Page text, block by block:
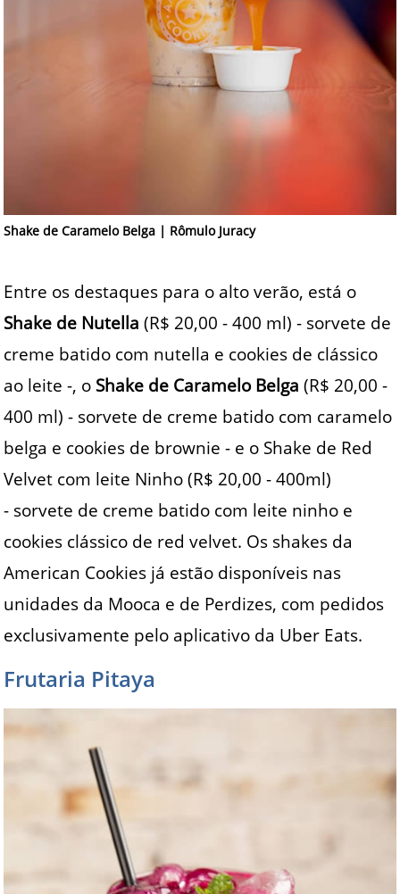
Shake de Caramelo Belga | Rômulo Juracy
Entre os destaques para o alto verão, está o
Shake de Nutella (R$ 20,00 - 400 ml) - sorvete de
creme batido com nutella e cookies de clássico
ao leite -, o Shake de Caramelo Belga (R$ 20,00 -
400 ml) - sorvete de creme batido com caramelo
belga e cookies de brownie - e o Shake de Red
Velvet com leite Ninho (R$ 20,00 - 400ml)
- sorvete de creme batido com leite ninho e
cookies clássico de red velvet. Os shakes da
American Cookies já estão disponíveis nas
unidades da Mooca e de Perdizes, com pedidos
exclusivamente pelo aplicativo da Uber Eats.
Frutaria Pitaya